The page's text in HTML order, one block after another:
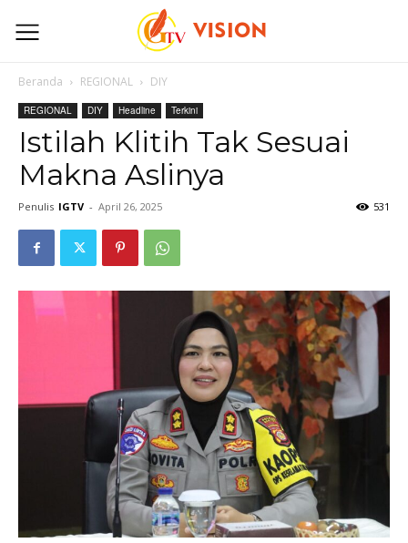
Beranda REGIONAL DIY
REGIONAL DIY Headline Terkini
Istilah Klitih Tak Sesuai
Makna Aslinya
Penulis IGTV - April 26, 2025 531